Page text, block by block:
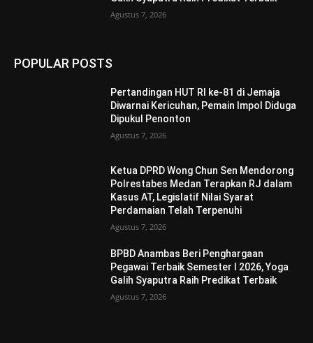
Agustus 7, 2026
POPULAR POSTS
Pertandingan HUT RI ke-81 di Jemaja
Diwarnai Kericuhan, Pemain Impol Diduga
Dipukul Penonton
Agustus 7, 2026
Ketua DPRD Wong Chun Sen Mendorong
Polrestabes Medan Terapkan RJ dalam
Kasus AT, Legislatif Nilai Syarat
Perdamaian Telah Terpenuhi
Agustus 7, 2026
BPBD Anambas Beri Penghargaan
Pegawai Terbaik Semester I 2026, Yoga
Galih Syaputra Raih Predikat Terbaik
Agustus 7, 2026